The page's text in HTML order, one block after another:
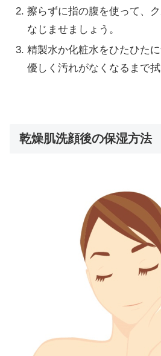
擦らずに指の腹を使って、
なじませましょう。
精製水か化粧水をひたひた
優しく汚れがなくなるまで拭
乾燥肌洗顔後の保湿方法